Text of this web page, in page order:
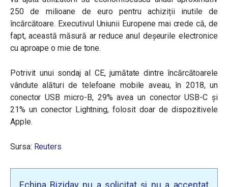
250 de milioane de euro pentru achiziții inutile de
încărcătoare. Executivul Uniunii Europene mai crede că, de
fapt, această măsură ar reduce anul deșeurile electronice
cu aproape o mie de tone.
Potrivit unui sondaj al CE, jumătate dintre încărcătoarele
vândute alături de telefoane mobile aveau, în 2018, un
conector USB micro-B, 29% avea un conector USB-C și
21% un conector Lightning, folosit doar de dispozitivele
Apple.
Sursa: Reuters
Echipa Biziday nu a solicitat și nu a acceptat